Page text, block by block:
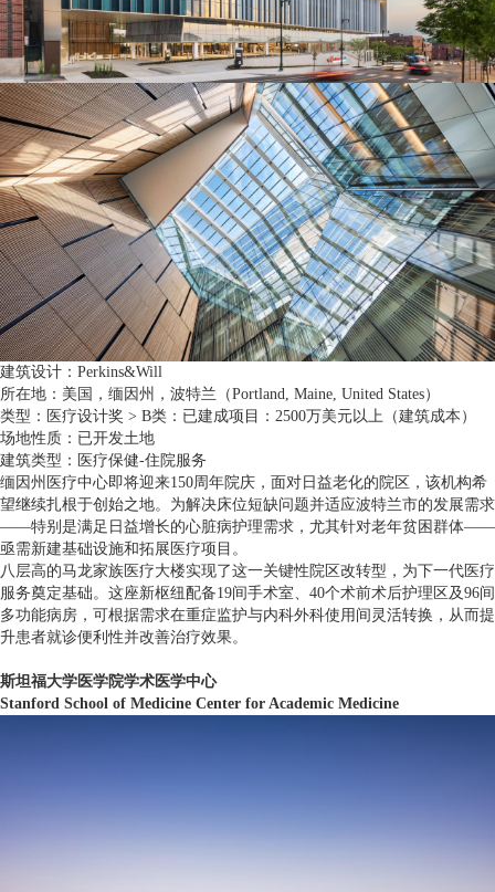
建筑设计：Perkins&Will
所在地：美国，缅因州，波特兰（Portland, Maine, United States）
类型：医疗设计奖 > B类：已建成项目：2500万美元以上（建筑成本）
场地性质：已开发土地
建筑类型：医疗保健-住院服务
缅因州医疗中心即将迎来150周年院庆，面对日益老化的院区，该机构希
望继续扎根于创始之地。为解决床位短缺问题并适应波特兰市的发展需求
——特别是满足日益增长的心脏病护理需求，尤其针对老年贫困群体——
亟需新建基础设施和拓展医疗项目。
八层高的马龙家族医疗大楼实现了这一关键性院区改转型，为下一代医疗
服务奠定基础。这座新枢纽配备19间手术室、40个术前术后护理区及96间
多功能病房，可根据需求在重症监护与内科外科使用间灵活转换，从而提
升患者就诊便利性并改善治疗效果。
斯坦福大学医学院学术医学中心
Stanford School of Medicine Center for Academic Medicine